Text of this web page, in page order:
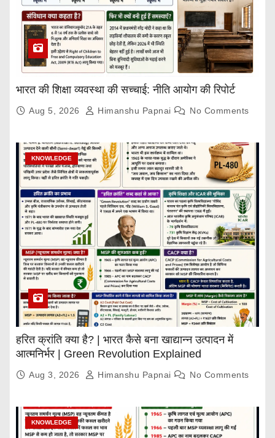
भारत की शिक्षा व्यवस्था की सच्चाई: नीति आयोग की रिपोर्ट
Aug 5, 2026 Himanshu Papnai No Comments
KNOWLEDGE
हरित क्रांति क्या है? | भारत कैसे बना खाद्यान्न उत्पादन में
आत्मनिर्भर | Green Revolution Explained
Aug 3, 2026 Himanshu Papnai No Comments
KNOWLEDGE